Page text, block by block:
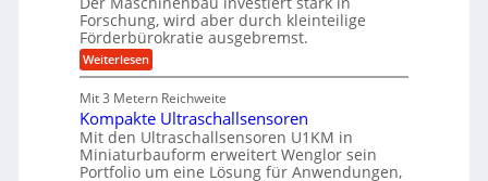
L
w
e
i
t
e
e
n
t
w
b
r
i
d
-
u
g
e
l
l
e
r
z
i
e
t
U
m
s
a
Forschung, wird aber durch kleinteilige
Förderbürokratie ausgebremst.
Weiterlesen:
M
s
c
h
i
n
Mit 3 Metern Reichweite
Kompakte Ultraschallsensoren
Mit den Ultraschallsensoren U1KM in
Miniaturbauform erweitert Wenglor sein
Portfolio um eine Lösung für Anwendungen,